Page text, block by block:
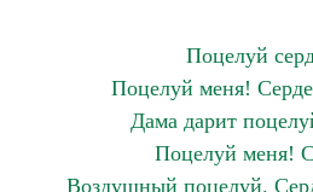
Поцелуй
Поцелуй меня!
Дама дарит
Поцелуй меня!
Воздушный поцелуй.